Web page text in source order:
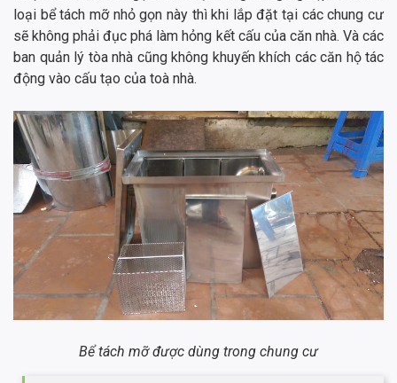
loại bể tách mỡ nhỏ gọn này thì khi lắp đặt tại các chung cư
sẽ không phải đục phá làm hỏng kết cấu của căn nhà. Và các
ban quản lý tòa nhà cũng không khuyến khích các căn hộ tác
động vào cấu tạo của toà nhà.
Bể tách mỡ được dùng trong chung cư